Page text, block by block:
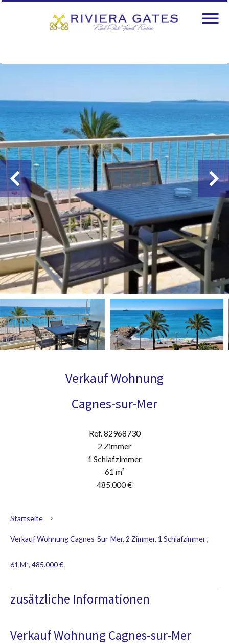
Verkauf Wohnung
Cagnes-sur-Mer
Ref. 82968730
2 Zimmer
1 Schlafzimmer
61 m²
485.000 €
Startseite
Verkauf Wohnung Cagnes-Sur-Mer, 2 Zimmer, 1 Schlafzimmer ,
61 M², 485.000 €
zusätzliche Informationen
Verkauf Wohnung Cagnes-sur-Mer